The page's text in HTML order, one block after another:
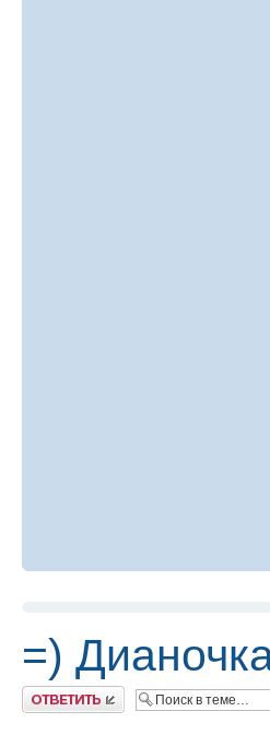
=)
Ответить